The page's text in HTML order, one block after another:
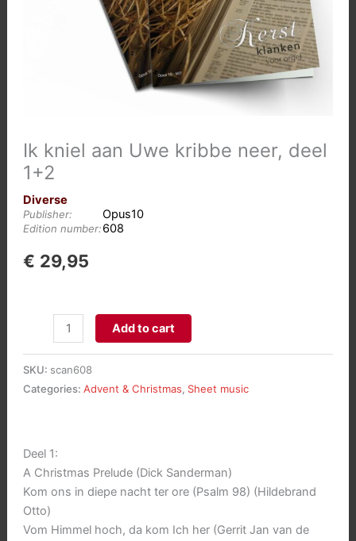
Ik kniel aan Uwe kribbe neer, deel
1+2
Diverse
Publisher: Opus10
Edition number:608
€ 29,95
kribbe
1+2
aantal
Add to cart
SKU: scan608
Categories: Advent & Christmas, Sheet music
Deel 1:
A Christmas Prelude (Dick Sanderman)
Kom ons in diepe nacht ter ore (Psalm 98) (Hildebrand
Otto)
Vom Himmel hoch, da kom Ich her (Gerrit Jan van de